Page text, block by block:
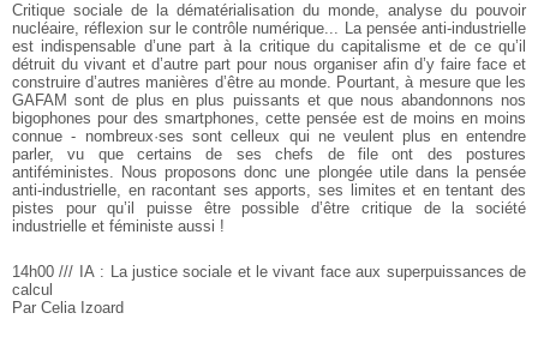
Critique sociale de la dématérialisation du monde, analyse du pouvoir
nucléaire, réflexion sur le contrôle numérique... La pensée anti-industrielle
est indispensable d’une part à la critique du capitalisme et de ce qu’il
détruit du vivant et d’autre part pour nous organiser afin d’y faire face et
construire d’autres manières d’être au monde. Pourtant, à mesure que les
GAFAM sont de plus en plus puissants et que nous abandonnons nos
bigophones pour des smartphones, cette pensée est de moins en moins
connue - nombreux·ses sont celleux qui neveulent plus en entendre
parler, vu que certains de ses chefs de fileont des postures
antiféministes. Nous proposons donc une plongée utiledans la pensée
anti-industrielle, en racontant ses apports, ses limites et en tentant des
pistes pour qu’il puisse être possible d’être critique de la société
industrielle et féministe aussi !
14h00 /// IA : La justice sociale et le vivant face aux superpuissances de
calcul
Par Celia Izoard